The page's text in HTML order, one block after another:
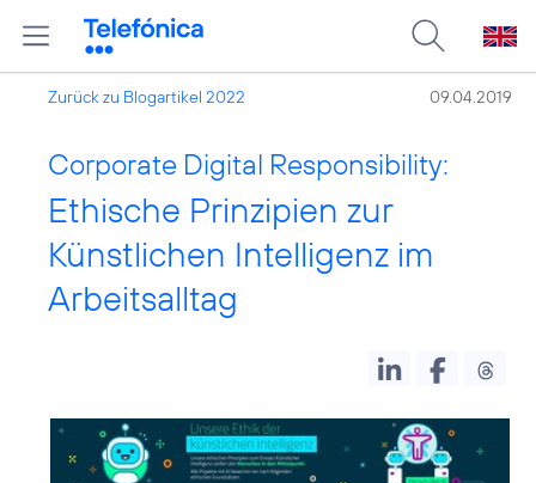
Zurück zu Blogartikel 2022 09.04.2019
Corporate Digital Responsibility:
Ethische Prinzipien zur
Künstlichen Intelligenz im
Arbeitsalltag